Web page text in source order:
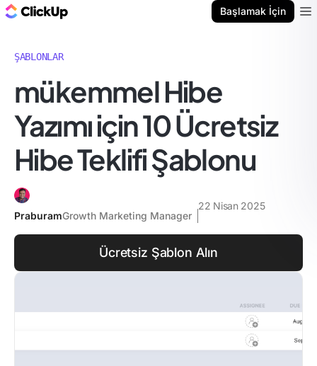
Başlamak İçin
ŞABLONLAR
mükemmel Hibe
Yazımı için 10 Ücretsiz
Hibe Teklifi Şablonu
PraburamGrowth Marketing Manager
22 Nisan 2025
Ücretsiz Şablon Alın